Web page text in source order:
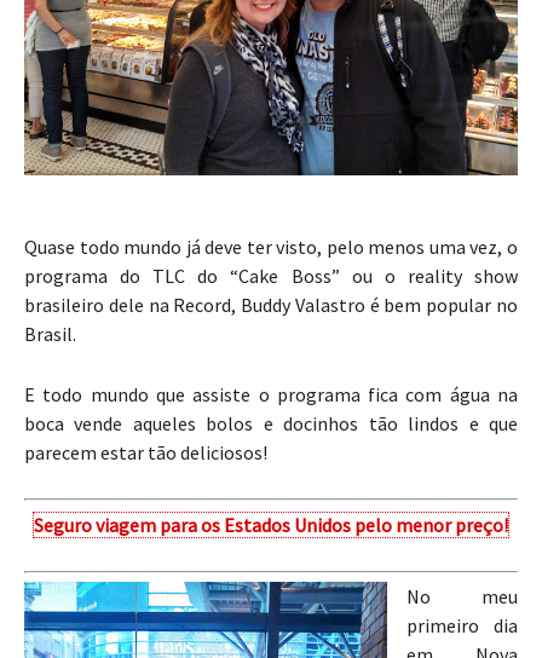
Quase todo mundo já deve ter visto, pelo menos uma vez, o
programa do TLC do “Cake Boss” ou o reality show
brasileiro dele na Record, Buddy Valastro é bem popular no
Brasil.
E todo mundo que assiste o programa fica com água na
boca vende aqueles bolos e docinhos tão lindos e que
parecem estar tão deliciosos!
Seguro viagem para os Estados Unidos pelo menor preço!
No meu
primeiro dia